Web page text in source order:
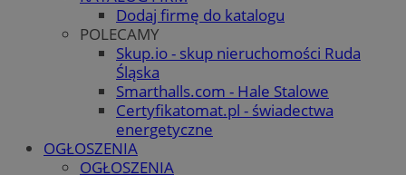
Dodaj firmę do katalogu
POLECAMY
Skup.io - skup nieruchomości Ruda
Śląska
Smarthalls.com - Hale Stalowe
Certyfikatomat.pl - świadectwa
energetyczne
OGŁOSZENIA
OGŁOSZENIA